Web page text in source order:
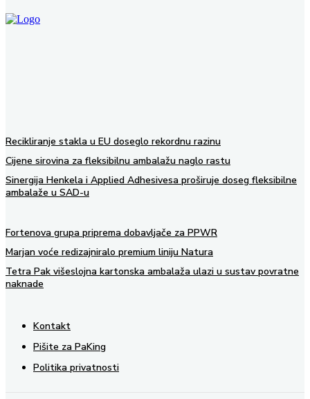
Recikliranje stakla u EU doseglo rekordnu razinu
Cijene sirovina za fleksibilnu ambalažu naglo rastu
Sinergija Henkela i Applied Adhesivesa proširuje doseg fleksibilne
ambalaže u SAD-u
Fortenova grupa priprema dobavljače za PPWR
Marjan voće redizajniralo premium liniju Natura
Tetra Pak višeslojna kartonska ambalaža ulazi u sustav povratne
naknade
Kontakt
Pišite za PaKing
Politika privatnosti